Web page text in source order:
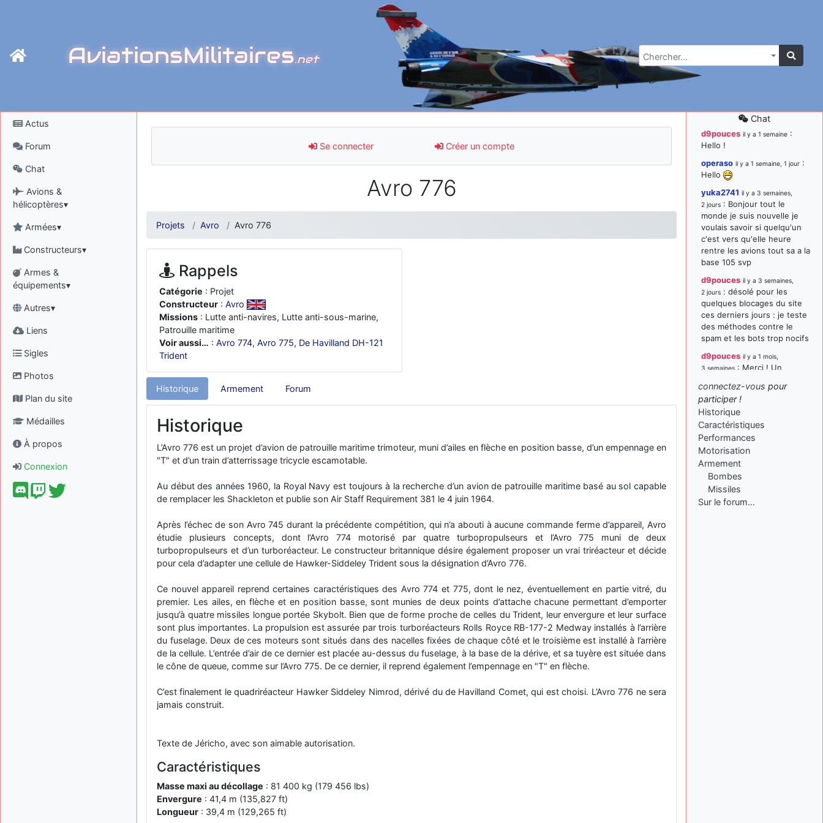
AviationsMilitaires.net Chercher…
Actus
Forum
Chat
Avions &
hélicoptères▾
Armées▾
Constructeurs▾
Armes &
équipements▾
Autres▾
Liens
Sigles
Photos
Plan du site
Médailles
À propos
Connexion
Se connecter Créer un compte
Avro 776
Projets Avro Avro 776
Rappels
Catégorie : Projet
Constructeur : Avro
Missions : Lutte anti-navires, Lutte anti-sous-marine,
Patrouille maritime
Voir aussi… : Avro 774, Avro 775, De Havilland DH-121
Trident
Historique Armement Forum
Historique
L’Avro 776 est un projet d’avion de patrouille maritime trimoteur, muni d’ailes en flèche en position basse, d’un empennage en
"T" et d’un train d’atterrissage tricycle escamotable.
Au début des années 1960, la Royal Navy est toujours à la recherche d’un avion de patrouille maritime basé au sol capable
de remplacer les Shackleton et publie son Air Staff Requirement 381 le 4 juin 1964.
Après l’échec de son Avro 745 durant la précédente compétition, qui n’a abouti à aucune commande ferme d’appareil, Avro
étudie plusieurs concepts, dont l’Avro 774 motorisé par quatre turbopropulseurs et l’Avro 775 muni de deux
turbopropulseurs et d’un turboréacteur. Le constructeur britannique désire également proposer un vrai triréacteur et décide
pour cela d’adapter une cellule de Hawker-Siddeley Trident sous la désignation d’Avro 776.
Ce nouvel appareil reprend certaines caractéristiques des Avro 774 et 775, dont le nez, éventuellement en partie vitré, du
premier. Les ailes, en flèche et en position basse, sont munies de deux points d’attache chacune permettant d’emporter
jusqu’à quatre missiles longue portée Skybolt. Bien que de forme proche de celles du Trident, leur envergure et leur surface
sont plus importantes. La propulsion est assurée par trois turboréacteurs Rolls Royce RB-177-2 Medway installés à l’arrière
du fuselage. Deux de ces moteurs sont situés dans des nacelles fixées de chaque côté et le troisième est installé à l’arrière
de la cellule. L’entrée d’air de ce dernier est placée au-dessus du fuselage, à la base de la dérive, et sa tuyère est située dans
le cône de queue, comme sur l’Avro 775. De ce dernier, il reprend également l’empennage en "T" en flèche.
C’est finalement le quadriréacteur Hawker Siddeley Nimrod, dérivé du de Havilland Comet, qui est choisi. L’Avro 776 ne sera
jamais construit.
Texte de Jéricho, avec son aimable autorisation.
Caractéristiques
Masse maxi au décollage : 81 400 kg (179 456 lbs)
Envergure : 41,4 m (135,827 ft)
Longueur : 39,4 m (129,265 ft)
Chat
d9pouces il y a 1 semaine :
Hello !
operaso il y a 1 semaine, 1 jour :
Hello
yuka2741 il y a 3 semaines,
2 jours : Bonjour tout le
monde je suis nouvelle je
voulais savoir si quelqu'un
c'est vers qu'elle heure
rentre les avions tout sa a la
base 105 svp
d9pouces il y a 3 semaines,
2 jours : désolé pour les
quelques blocages du site
ces derniers jours : je teste
des méthodes contre le
spam et les bots trop nocifs
d9pouces il y a 1 mois,
3 semaines : Merci ! Un
paxwax il y a 1 mois, 3 semaines
Super, la nouvelle bannière
d9pouces il y a 2 mois,
1 semaine: je suis un
avion@,._,+ > lesquels ? je
ne suis pas sûr de
comprendre
d9pouces
1 semaine: ouakamois > si tu
connectez-vous pour
participer !
Historique
Caractéristiques
Performances
Motorisation
Armement
Bombes
Missiles
Sur le forum…